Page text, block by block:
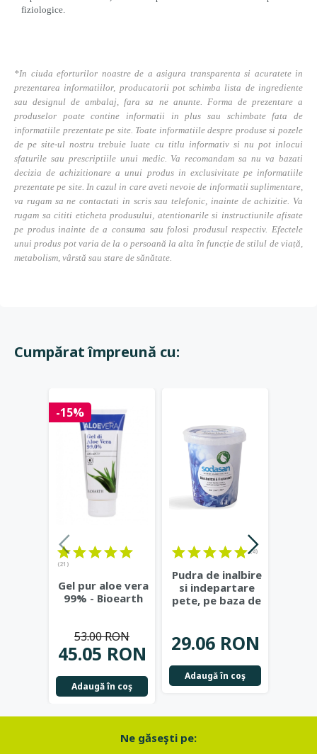
fiziologice.
*In ciuda eforturilor noastre de a asigura transparenta si acuratete in
prezentarea informatiilor, producatorii pot schimba lista de ingrediente
sau designul de ambalaj, fara sa ne anunte. Forma de prezentare a
produselor poate contine informatii in plus sau schimbate fata de
informatiile prezentate pe site. Toate informatiile despre produse si pozele
de pe site-ul nostru trebuie luate cu titlu informativ si nu pot inlocui
sfaturile sau prescriptiile unui medic. Va recomandam sa nu va bazati
decizia de achizitionare a unui produs in exclusivitate pe informatiile
prezentate pe site. In cazul in care aveti nevoie de informatii suplimentare,
va rugam sa ne contactati in scris sau telefonic, inainte de achizitie. Va
rugam sa cititi eticheta produsului, atentionarile si instructiunile afisate
pe produs inainte de a consuma sau folosi produsul respectiv. Efectele
unui produs pot varia de la o persoană la alta în funcție de stilul de viață,
metabolism, vârstă sau stare de sănătate.
Cumpărat împreună cu:
-15%
(21)
Gel pur aloe vera
99% - Bioearth
45.05 RON
53.00 RON
Adaugă în coş
(4)
Pudra de inalbire
si indepartare
pete, pe baza de
29.06 RON
Adaugă în coş
Ne găseşti pe: